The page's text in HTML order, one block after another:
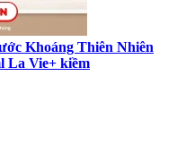
Khoáng Thiên Nhiên
La Vie+ kiềm